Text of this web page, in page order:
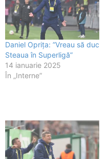
Daniel Oprița: ”Vreau să duc
Steaua în Superligă”
14 ianuarie 2025
În „Interne”